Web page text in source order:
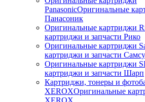
PanasonicОригинальные
Панасоник
Оригинальные картриджи
картриджи и запчасти Рико
Оригинальные картриджи
картриджи и запчасти
Оригинальные картриджи
картриджи и запчасти Шарп
Картриджи, тонеры и
XEROXОригинальные
XEROX